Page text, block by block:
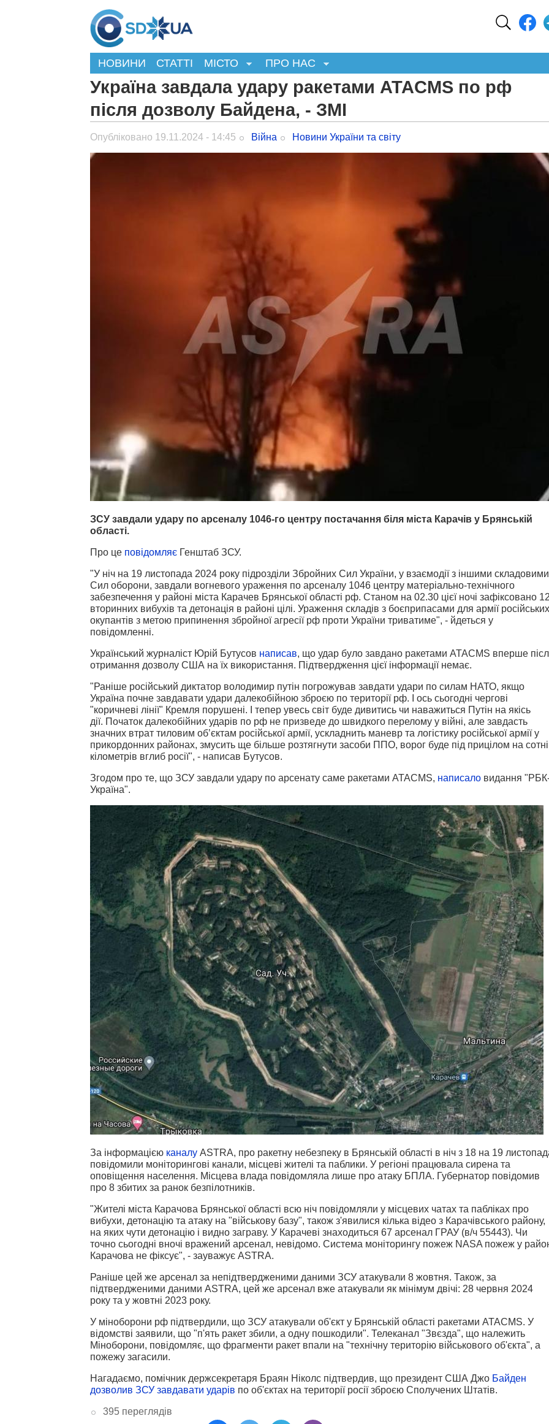
НОВИНИ СТАТТІ МІСТО ПРО НАС
Україна завдала удару ракетами ATACMS по рф
після дозволу Байдена, - ЗМІ
Опубліковано 19.11.2024 - 14:45 Війна Новини України та світу
ЗСУ завдали удару по арсеналу 1046-го центру постачання біля міста Карачів у Брянській
області.
Про це повідомляє Генштаб ЗСУ.
"У ніч на 19 листопада 2024 року підрозділи Збройних Сил України, у взаємодії з іншими складовими
Сил оборони, завдали вогневого ураження по арсеналу 1046 центру матеріально-технічного
забезпечення у районі міста Карачев Брянської області рф. Станом на 02.30 цієї ночі зафіксовано
вторинних вибухів та детонація в районі цілі. Ураження складів з боєприпасами для армії російських
окупантів з метою припинення збройної агресії рф проти України триватиме", - йдеться у
повідомленні.
Український журналіст Юрій Бутусов написав, що удар було завдано ракетами ATACMS вперше
отримання дозволу США на їх використання. Підтвердження цієї інформації немає.
"Раніше російський диктатор володимир путін погрожував завдати удари по силам НАТО, якщо
Україна почне завдавати удари далекобійною зброєю по території рф. І ось сьогодні чергові
"коричневі лінії" Кремля порушені. І тепер увесь світ буде дивитись чи наважиться Путін на якісь
дії. Початок далекобійних ударів по рф не призведе до швидкого перелому у війні, але завдасть
значних втрат тиловим обʼєктам російської армії, ускладнить маневр та логістику російської армії у
прикордонних районах, змусить ще більше розтягнути засоби ППО, ворог буде під прицілом на сотні
кілометрів вглиб росії", - написав Бутусов.
Згодом про те, що ЗСУ завдали удару по арсенату саме ракетами ATACMS, написало видання
Україна".
За інформацією каналу ASTRA, про ракетну небезпеку в Брянській області в ніч з 18 на 19
повідомили моніторингові канали, місцеві жителі та паблики. У регіоні працювала сирена та
оповіщення населення. Місцева влада повідомляла лише про атаку БПЛА. Губернатор повідомив
про 8 збитих за ранок безпілотників.
"Жителі міста Карачова Брянської області всю ніч повідомляли у місцевих чатах та пабліках про
вибухи, детонацію та атаку на "військову базу", також з'явилися кілька відео з Карачівського району,
на яких чути детонацію і видно заграву. У Карачеві знаходиться 67 арсенал ГРАУ (в/ч 55443). Чи
точно сьогодні вночі вражений арсенал, невідомо. Система моніторингу пожеж NASA пожеж у
Карачова не фіксує", - зауважує ASTRA.
Раніше цей же арсенал за непідтвердженими даними ЗСУ атакували 8 жовтня. Також, за
підтвердженими даними ASTRA, цей же арсенал вже атакували як мінімум двічі: 28 червня 2024
року та у жовтні 2023 року.
У міноборони рф підтвердили, що ЗСУ атакували об'єкт у Брянській області ракетами ATACMS. У
відомстві заявили, що "п'ять ракет збили, а одну пошкодили". Телеканал "Звєзда", що належить
Міноборони, повідомляє, що фрагменти ракет впали на "технічну територію військового об'єкта", а
пожежу загасили.
Нагадаємо, помічник держсекретаря Браян Ніколс підтвердив, що президент США Джо Байден
дозволив ЗСУ завдавати ударів по об'єктах на території росії зброєю Сполучених Штатів.
395 переглядів